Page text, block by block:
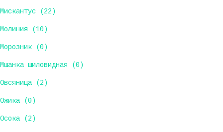
Мискантус (22)
Молиния (10)
Морозник (0)
Мшанка шиловидная (0)
Овсяница (2)
Ожика (0)
Осока (2)